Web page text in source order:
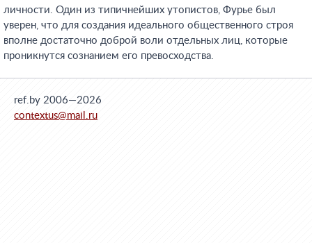
личности. Один из типичнейших утопистов, Фурье был
уверен, что для создания идеального общественного строя
вполне достаточно доброй воли отдельных лиц, которые
проникнутся сознанием его превосходства.
ref.by 2006—2026
contextus@mail.ru